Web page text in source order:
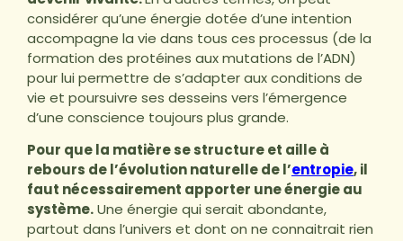
considérer qu’une énergie dotée d’une intention
accompagne la vie dans tous ces processus (de la
formation des protéines aux mutations de l’ADN)
pour lui permettre de s’adapter aux conditions de
vie et poursuivre ses desseins vers l’émergence
d’une conscience toujours plus grande.
Pour que la matière se structure et aille à
rebours de l’évolution naturelle de l’entropie, il
faut nécessairement apporter une énergie au
système.Une énergie qui serait abondante,
partout dans l’univers et dont on ne connaitrait rien